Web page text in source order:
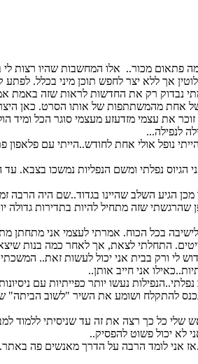
פתאום מכור.. אלו המחשבות שהיו רצות
מול מחשב פרוץ לחלוטין אך ללא יצר לחפש תוכן
רק את החדשות לראות שזה באמת
של אחת מהמשתתפות של אותו הסרט. כאן
את עצמי מזדעזע מעצמי סוגר הכל ומיד
לנפילה...
נופל אולי אחת לחודש..הייתי עם
נפלתי ומשם הנפליות נמשכו בצבא. עד
הגיע השלב שהיינו בגדוד..שם היה הרבה
שזה מתחיל להיות בתדירות גדולה
בכל הכוח. אמרתי לעצמי אני מתחתן
בערך 8 חודשים והרגשתי שאני מוכן לצאת לדייטים. התחלתי לצאת,
לי ורק בבית אני יכול לעשות זאת..
הייתה לי תקופה שאני נקי למשך 6 חודשים בערך ואז שוב
להתקלח ושומע את השיר "לשוב הביתה"
שלי כל כך רצה את זה עד שניסיתי ללמוד
לא יכול פשוט להפסיק..
אני לומד הרבה על הדרך מאנשים פה